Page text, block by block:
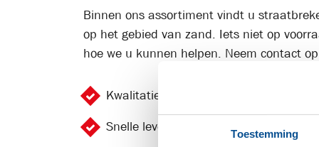
Toestemming
Binnen ons assortiment vindt u
op het gebied van zand. Iets niet op
hoe we u kunnen helpen. Neem contact
Kwalitatief hoogstaand zand
Snelle levering mogelijk